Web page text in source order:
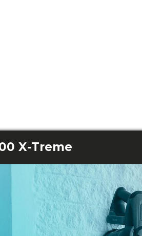
X-Treme